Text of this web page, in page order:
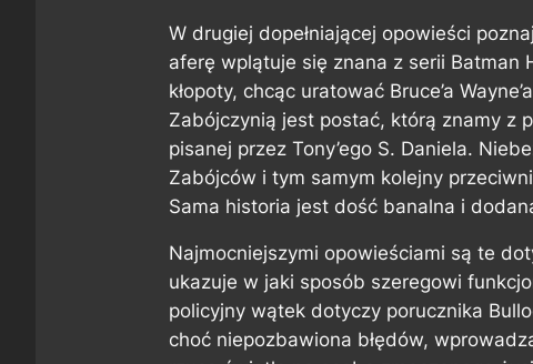
W drugiej dopełniającej opowieści
aferę wplątuje się znana z serii Batman
kłopoty, chcąc uratować Bruce’a
Zabójczynią jest postać, którą znamy z
pisanej przez Tony’ego S. Daniela.
Zabójców i tym samym kolejny
Sama historia jest dość banalna i
Najmocniejszymi opowieściami są te
ukazuje w jaki sposób szeregowi
policyjny wątek dotyczy porucznika
choć niepozbawiona błędów,